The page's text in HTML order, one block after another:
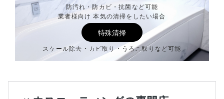
防汚れ・防カビ・抗菌など可能
業者様向け 本気の清掃をしたい場合
特殊清掃
スケール除去・カビ取り・うろこ取りなど可能